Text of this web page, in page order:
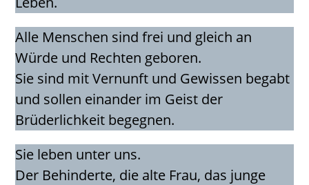
Alle Menschen sind frei und gleich an
Würde und Rechten geboren.
Sie sind mit Vernunft und Gewissen begabt
und sollen einander im Geist der
Brüderlichkeit begegnen.
Sie leben unter uns.
Der Behinderte, die alte Frau, das junge